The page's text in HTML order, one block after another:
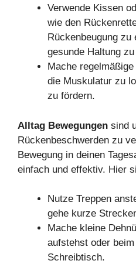
Verwende Kissen
wie den
Rückenbeugung
gesunde Haltung
Mache
die Muskulatur zu
zu fördern.
Alltag Bewegungen sind
Rückenbeschwerden zu
Bewegung in deinen
einfach und effektiv. Hier
Nutze Treppen
gehe kurze
Mache kleine
aufstehst oder
Schreibtisch.